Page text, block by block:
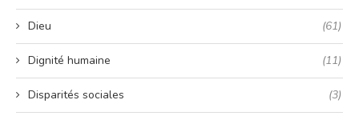
Dieu (61)
Dignité humaine (11)
Disparités sociales (3)